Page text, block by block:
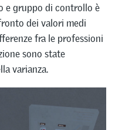
e gruppo di controllo è
dei valori medi
fra le professioni
sono state
varianza.